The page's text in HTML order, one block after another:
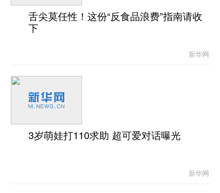
舌尖莫任性！这份“反食品浪费”指南请收
下
新华网
3岁萌娃打110求助 超可爱对话曝光
新华网